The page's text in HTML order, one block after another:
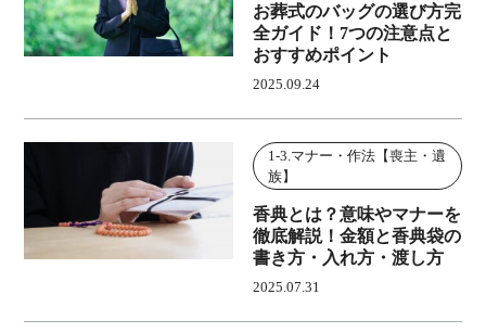
お葬式のバッグの選び方完
全ガイド！7つの注意点と
おすすめポイント
2025.09.24
1-3.マナー・作法【喪主・遺
族】
香典とは？意味やマナーを
徹底解説！金額と香典袋の
書き方・入れ方・渡し方
2025.07.31